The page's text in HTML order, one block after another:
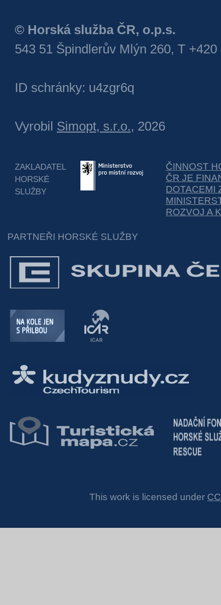
© Horská služba ČR, o.p.s.
543 51 Špindlerův Mlýn 260, T +420
ID schránky: u4zgr6q
Vyrobil Simopt, s.r.o., 2026
ZAKLADATEL
HORSKÉ
SLUŽBY
ČINNOST
ČR JE
DOTACEMI
ROZVOJ A
PARTNEŘI HORSKÉ SLUŽBY
This work is licensed under